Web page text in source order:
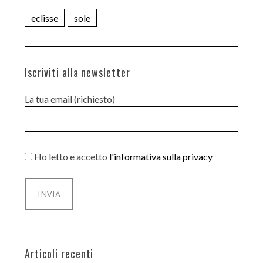
eclisse sole
Iscriviti alla newsletter
La tua email (richiesto)
Ho letto e accetto l'informativa sulla privacy
Articoli recenti